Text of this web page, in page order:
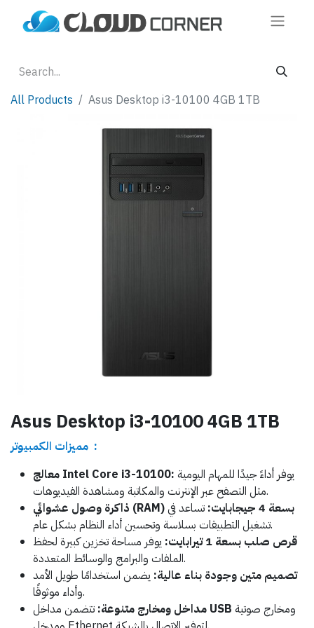
All Products Asus Desktop i3-10100 4GB 1TB
Asus Desktop i3-10100 4GB 1TB
مميزات الكمبيوتر :
معالج Intel Core i3-10100: يوفر أداءً جيدًا للمهام اليومية
مثل التصفح عبر الإنترنت والمكاتبة ومشاهدة الفيديوهات.
ذاكرة وصول عشوائي (RAM) بسعة 4 جيجابايت:
تساعد في
تشغيل التطبيقات بسلاسة وتحسين أداء النظام بشكل عام.
قرص صلب بسعة 1 تيرابايت:
يوفر مساحة تخزين كبيرة لحفظ
الملفات والبرامج والوسائط المتعددة.
تصميم متين وجودة بناء عالية: يضمن استخدامًا طويل الأمد
وأداء موثوقًا.
مداخل ومخارج متنوعة: USB